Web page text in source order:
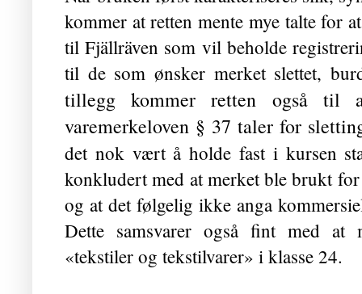
kommer at retten mente mye talte for
til Fjällräven som vil beholde
til de som ønsker merket slettet,
tillegg kommer retten også til
varemerkeloven § 37 taler for
det nok vært å holde fast i kursen
konkludert med at merket ble brukt
og at det følgelig ikke anga
Dette samsvarer også fint med at
«tekstiler og tekstilvarer» i klasse 24.